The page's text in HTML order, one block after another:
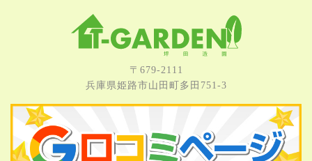
〒679-2111
兵庫県姫路市⼭⽥町多⽥751-3